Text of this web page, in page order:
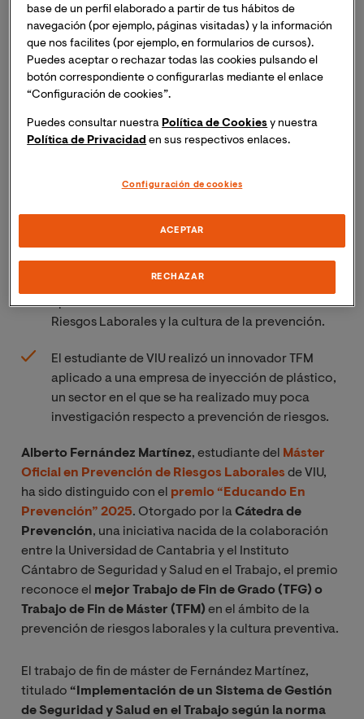
La IV edición de los Premios de la Cátedra de
Prevención de la Universidad de Cantabria y el
Trabajo ha otorgado el premio “Educando En
VIU, Alberto Fernández.
Se trata de un prestigioso galardón que premia a
los mejores trabajos de final de máster o grado
aplicados al ambiente de la Prevención de
Riesgos Laborales y la cultura de la prevención.
El estudiante de VIU realizó un innovador TFM
aplicado a una empresa de inyección de plástico,
un sector en el que se ha realizado muy poca
investigación respecto a prevención de riesgos.
Alberto Fernández Martínez, estudiante del
Máster
Oficial en Prevención de Riesgos Laborales de VIU,
ha sido distinguido con el premio “ Educando En
Prevención” 2025. Otorgado por laCátedra de
Prevención, una iniciativa nacida de la colaboración
entre la Universidad de Cantabria y el Instituto
Cántabro de Seguridad y Salud en el Trabajo, el premio
reconoce el mejor Trabajo de Fin de Grado (TFG) o
Trabajo de Fin de Máster (TFM) en el ámbito de la
prevención de riesgos laborales y la cultura preventiva.
El trabajo de fin de máster de Fernández Martínez,
titulado “Implementación de un Sistema de Gestión
de Seguridad y Salud en el Trabajo según la norma
base de un perfil elaborado a partir de tus hábitos de
navegación (por ejemplo, páginas visitadas) y la información
que nos facilites (por ejemplo, en formularios de cursos).
Puedes aceptar o rechazar todas las cookies pulsando el
botón correspondiente o configurarlas mediante el enlace
“Configuración de cookies”.
Puedes consultar nuestra Política de Cookies y nuestra
Política de Privacidad en sus respectivos enlaces.
Configuración de cookies
RECHAZAR
ACEPTAR